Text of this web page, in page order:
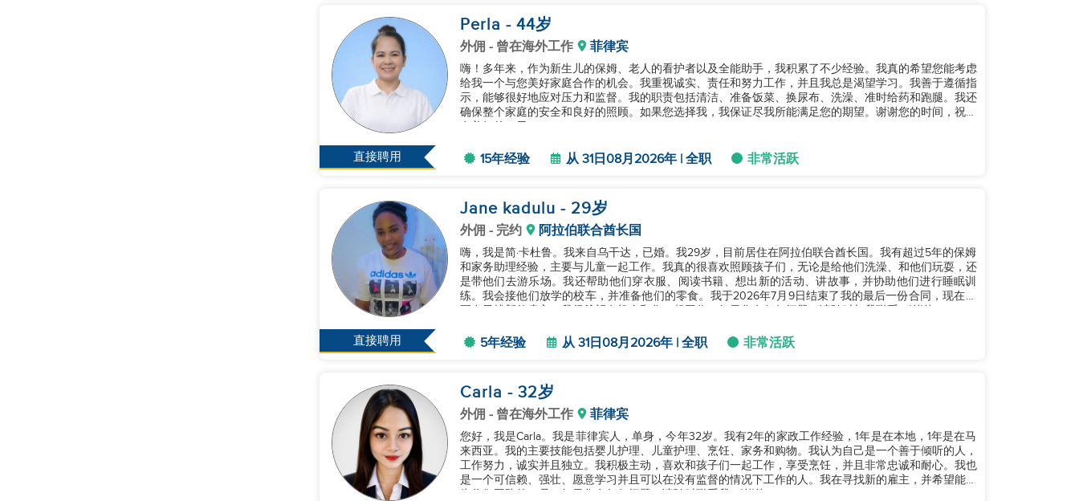
直接聘用
Perla - 44岁
外佣 - 曾在海外工作 菲律宾
嗨！多年来，作为新生儿的保姆、老人的看护者以及全能助手，我积累了不少经验。我真的希望您能考虑
给我一个与您美好家庭合作的机会。我重视诚实、责任和努力工作，并且我总是渴望学习。我善于遵循指
示，能够很好地应对压力和监督。我的职责包括清洁、准备饭菜、换尿布、洗澡、准时给药和跑腿。我还
确保整个家庭的安全和良好的照顾。如果您选择我，我保证尽我所能满足您的期望。谢谢您的时间，祝您
15年经验 从 31日08月2026年 | 全职 非常活跃
直接聘用
Jane kadulu - 29岁
外佣 - 完约 阿拉伯联合酋长国
嗨，我是简·卡杜鲁。我来自乌干达，已婚。我29岁，目前居住在阿拉伯联合酋长国。我有超过5年的保姆
和家务助理经验，主要与儿童一起工作。我真的很喜欢照顾孩子们，无论是给他们洗澡、和他们玩耍，还
是带他们去游乐场。我还帮助他们穿衣服、阅读书籍、想出新的活动、讲故事，并协助他们进行睡眠训
练。我会接他们放学的校车，并准备他们的零食。我于2026年7月9日结束了我的最后一份合同，现在我
5年经验 从 31日08月2026年 | 全职 非常活跃
Carla - 32岁
外佣 - 曾在海外工作 菲律宾
您好，我是Carla。我是菲律宾人，单身，今年32岁。我有2年的家政工作经验，1年是在本地，1年是在马
来西亚。我的主要技能包括婴儿护理、儿童护理、烹饪、家务和购物。我认为自己是一个善于倾听的人，
工作努力，诚实并且独立。我积极主动，喜欢和孩子们一起工作，享受烹饪，并且非常忠诚和耐心。我也
是一个可信赖、强壮、愿意学习并且可以在没有监督的情况下工作的人。我在寻找新的雇主，并希望能成